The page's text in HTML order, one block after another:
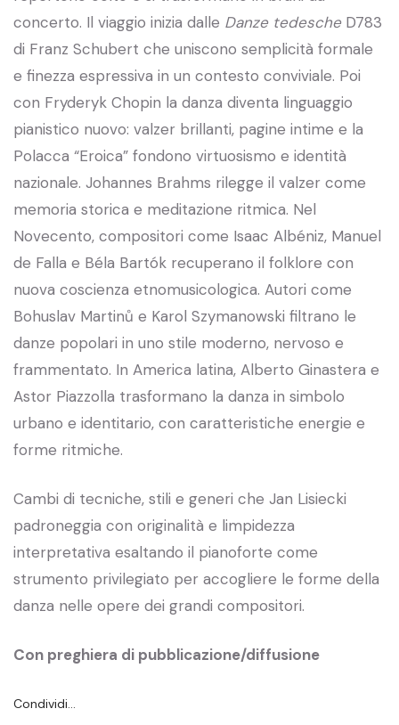
concerto. Il viaggio inizia dalle Danze tedescheD783
di Franz Schubert che uniscono semplicità formale
e finezza espressiva in un contesto conviviale. Poi
con Fryderyk Chopin la danza diventa linguaggio
pianistico nuovo: valzer brillanti, pagine intime e la
Polacca “Eroica” fondono virtuosismo e identità
nazionale. Johannes Brahms rilegge il valzer come
memoria storica e meditazione ritmica. Nel
Novecento, compositori come Isaac Albéniz, Manuel
de Falla e Béla Bartók recuperano il folklore con
nuova coscienza etnomusicologica. Autori come
Bohuslav Martinů e Karol Szymanowski filtrano le
danze popolari in uno stile moderno, nervoso e
frammentato. In America latina, Alberto Ginastera e
Astor Piazzolla trasformano la danza in simbolo
urbano e identitario, con caratteristiche energie e
forme ritmiche.
Cambi di tecniche, stili e generi che Jan Lisiecki
padroneggia con originalità e limpidezza
interpretativa esaltando il pianoforte come
strumento privilegiato per accogliere le forme della
danza nelle opere dei grandi compositori.
Con preghiera di pubblicazione/diffusione
Condividi…